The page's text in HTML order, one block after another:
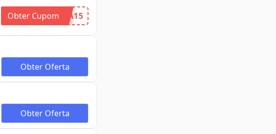
Obter Cupom IRA15
Obter Oferta
Obter Oferta